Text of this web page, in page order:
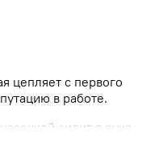
цепляет с первого
в работе.
сидит в руке
к фиолетовому